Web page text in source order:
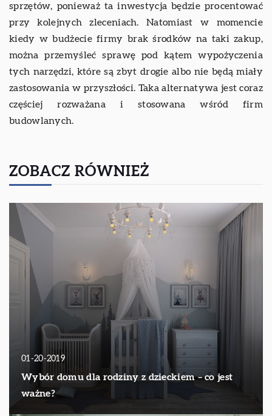
sprzętów, ponieważ ta inwestycja będzie procentować
przy kolejnych zleceniach. Natomiast w momencie
kiedy w budżecie firmy brak środków na taki zakup,
można przemyśleć sprawę pod kątem wypożyczenia
tych narzędzi, które są zbyt drogie albo nie będą miały
zastosowania w przyszłości. Taka alternatywa jest coraz
częściej rozważana i stosowana wśród firm
budowlanych.
ZOBACZ RÓWNIEŻ
01-20-2019
Wybór domu dla rodziny z dzieckiem – co jest
ważne?